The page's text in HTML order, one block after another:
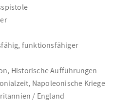
funktionsfähiger
Historische Aufführungen
Napoleonische Kriege
/ England